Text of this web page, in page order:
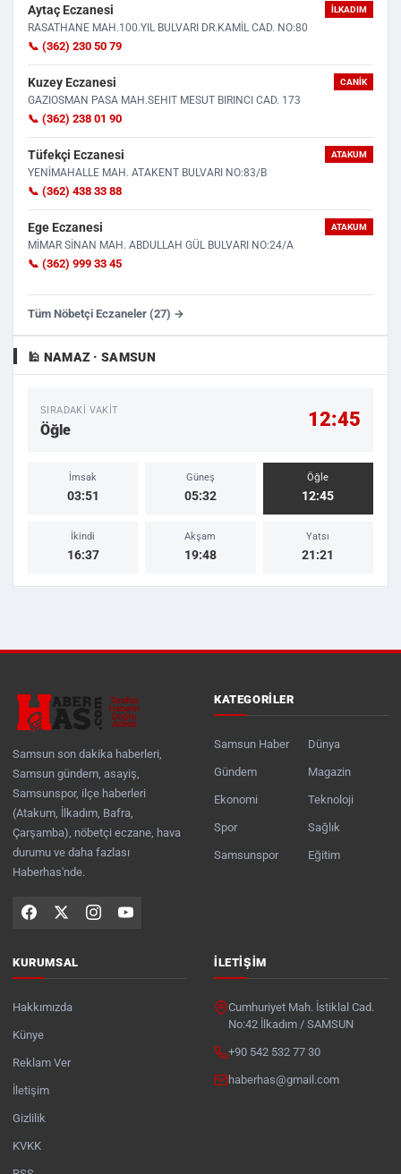
Aytaç Eczanesi İLKADIM
RASATHANE MAH.100.YIL BULVARI DR.KAMİL CAD. NO:80
📞 (362) 230 50 79
Kuzey Eczanesi CANIK
GAZIOSMAN PASA MAH.SEHIT MESUT BIRINCI CAD. 173
📞 (362) 238 01 90
Tüfekçi Eczanesi ATAKUM
YENİMAHALLE MAH. ATAKENT BULVARI NO:83/B
📞 (362) 438 33 88
Ege Eczanesi ATAKUM
MİMAR SİNAN MAH. ABDULLAH GÜL BULVARI NO:24/A
📞 (362) 999 33 45
Tüm Nöbetçi Eczaneler (27) →
🕌 NAMAZ · SAMSUN
SIRADAKI VAKIT
Öğle 12:45
İmsak
03:51
Güneş
05:32
Öğle
12:45
İkindi
16:37
Akşam
19:48
Yatsı
21:21
Samsun son dakika haberleri,
Samsun gündem, asayiş,
Samsunspor, ilçe haberleri
(Atakum, İlkadım, Bafra,
Çarşamba), nöbetçi eczane, hava
durumu ve daha fazlası
Haberhas'nde.
KATEGORILER
Samsun Haber
Gündem
Ekonomi
Spor
Samsunspor
Dünya
Magazin
Teknoloji
Sağlık
Eğitim
KURUMSAL
Hakkımızda
Künye
Reklam Ver
İletişim
Gizlilik
KVKK
İLETIŞIM
Cumhuriyet Mah. İstiklal Cad.
No:42 İlkadım / SAMSUN
+90 542 532 77 30
haberhas@gmail.com